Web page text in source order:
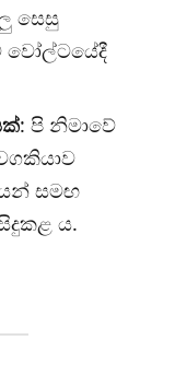
සෙසු
වෝල්ටයේදී
: පි නිමාවේ
සමඟ
ය.